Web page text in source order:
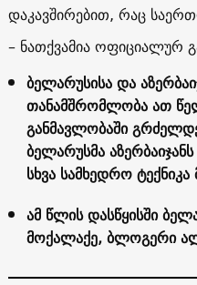
დაკავშირებით, რაც
– ნათქვამია ოფიციალურ
ბელარუსისა და
თანამშრომლობა ათ
განმავლობაში
ბელარუსმა
სხვა სამხედრო ტექნიკა
ამ წლის დასწყისში
მოქალაქე, ბლოგერი